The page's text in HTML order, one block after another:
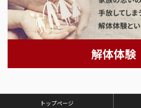
解体体験
トップページ